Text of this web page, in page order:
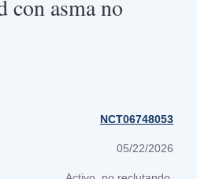
con asma no
NCT06748053
05/22/2026